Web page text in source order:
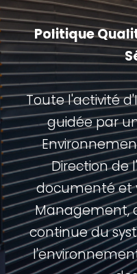
Politique
Toute l'activité
guidée par
Direction de
documenté et
Management,
continue du